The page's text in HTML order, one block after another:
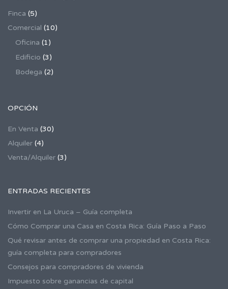
Finca (5)
Comercial (10)
Oficina (1)
Edificio (3)
Bodega (2)
OPCIÓN
En Venta (30)
Alquiler (4)
Venta/Alquiler (3)
ENTRADAS RECIENTES
Invertir en La Uruca – Guía completa
Cómo Comprar una Casa en Costa Rica: Guía Paso a Paso
Qué revisar antes de comprar una propiedad en Costa Rica:
guía completa para compradores
Consejos para compradores de vivienda
Impuesto sobre ganancias de capital